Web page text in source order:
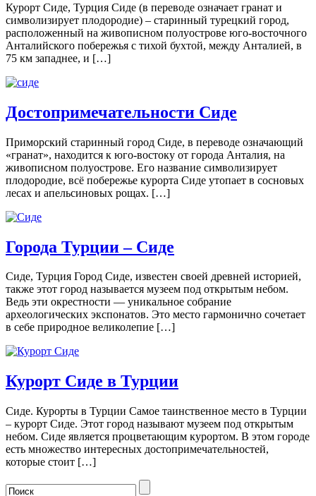
Курорт Сиде, Турция Сиде (в переводе означает гранат и
символизирует плодородие) – старинный турецкий город,
расположенный на живописном полуострове юго-восточного
Анталийского побережья с тихой бухтой, между Анталией, в
75 км западнее, и […]
Достопримечательности Сиде
Приморский старинный город Сиде, в переводе означающий
«гранат», находится к юго-востоку от города Анталия, на
живописном полуострове. Его название символизирует
плодородие, всё побережье курорта Сиде утопает в сосновых
лесах и апельсиновых рощах. […]
Города Турции – Сиде
Сиде, Турция Город Сиде, известен своей древней историей,
также этот город называется музеем под открытым небом.
Ведь эти окрестности — уникальное собрание
археологических экспонатов. Это место гармонично сочетает
в себе природное великолепие […]
Курорт Сиде в Турции
Сиде. Курорты в Турции Самое таинственное место в Турции
– курорт Сиде. Этот город называют музеем под открытым
небом. Сиде является процветающим курортом. В этом городе
есть множество интересных достопримечательностей,
которые стоит […]